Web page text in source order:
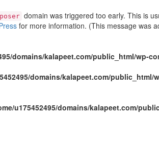
domain was triggered too early. This is
for more information. (This message was
domains/kalapeet.com/public_html/wp-
domains/kalapeet.com/
u175452495/domains/kalapeet.com/